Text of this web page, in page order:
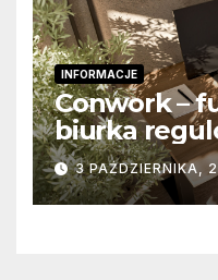
INFORMACJE
Conwork –
biurka
stworzone z
3 PAŹDZIERNIKA,